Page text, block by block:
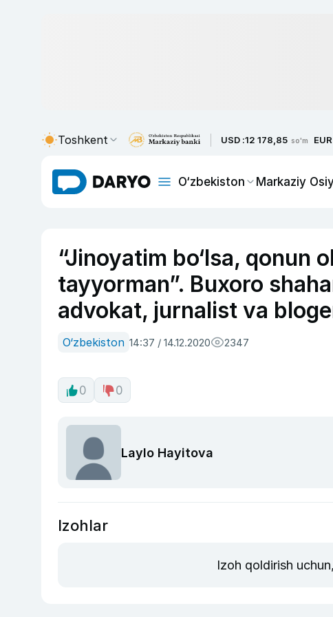
Toshkent USD :12 178,85 so'm
O‘zbekiston Markaziy
“Jinoyatim bo‘lsa, qonun
tayyorman”. Buxoro
advokat, jurnalist va
O‘zbekiston 14:37 / 14.12.2020 2347
0 0
Laylo Hayitova
Izohlar
Izoh qoldirish